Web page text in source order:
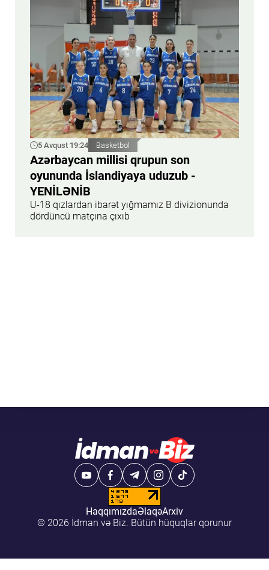
5 Avqust 19:24 Basketbol
Azərbaycan millisi qrupun son
oyununda İslandiyaya uduzub -
YENİLƏNİB
U-18 qızlardan ibarət yığmamız B divizionunda
dördüncü matçına çıxıb
HaqqımızdaƏlaqəArxiv
© 2026 İdman və Biz. Bütün hüquqlar qorunur